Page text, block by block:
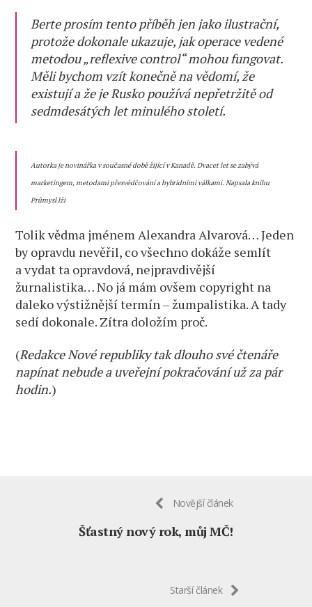
Berte prosím tento příběh jen jako ilustrační,
protože dokonale ukazuje, jak operace vedené
metodou „reflexive control“ mohou fungovat.
Měli bychom vzít konečně na vědomí, že
existují a že je Rusko používá nepřetržitě od
sedmdesátých let minulého století.
Autorka je novinářka v současné době žijící v Kanadě. Dvacet let se zabývá
marketingem, metodami přesvědčování a hybridními válkami. Napsala knihu
Průmysl lži
Tolik vědma jménem Alexandra Alvarová… Jeden
by opravdu nevěřil, co všechno dokáže semlít
a vydat ta opravdová, nejpravdivější
žurnalistika… No já mám ovšem copyright na
daleko výstižnější termín – žumpalistika. A tady
sedí dokonale. Zítra doložím proč.
(Redakce Nové republiky tak dlouho své čtenáře
napínat nebude a uveřejní pokračování už za pár
hodin.)
Novější článek
Šťastný nový rok, můj MČ!
Starší článek